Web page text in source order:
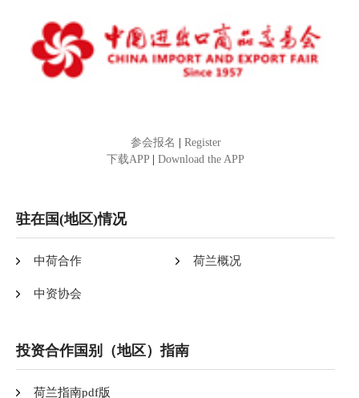
参会报名
Register
下载APP
Download the APP
驻在国(地区)情况
中荷合作 荷兰概况
中资协会
投资合作国别（地区）指南
荷兰指南pdf版